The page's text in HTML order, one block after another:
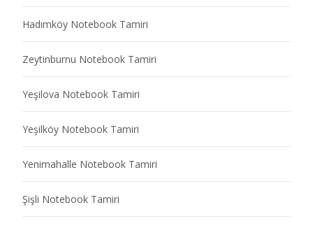
Hadımköy Notebook Tamiri
Zeytinburnu Notebook Tamiri
Yeşilova Notebook Tamiri
Yeşilköy Notebook Tamiri
Yenimahalle Notebook Tamiri
Şişli Notebook Tamiri